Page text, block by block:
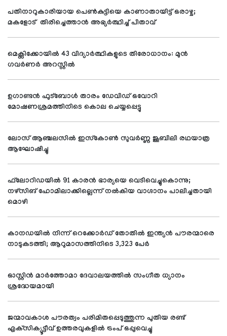
പതിനാറുകാരിയായ പെണ്‍കുട്ടിയെ കാണാതായിട്ട് ഒരാഴ്ച;
മകളോട് തിരിച്ചെത്താന്‍ അഭ്യര്‍ത്ഥിച്ച് പിതാവ്
മെക്സിക്കോയില്‍ 43 വിദ്യാര്‍ത്ഥികളുടെ തിരോധാനം: മുന്‍
ഗവര്‍ണര്‍ അറസ്റ്റില്‍
ഉഗാണ്ടന്‍ ഫുട്‌ബോള്‍ താരം ഡേവിഡ് ഒവോറി
മോഷണശ്രമത്തിനിടെ കൊല ചെയ്യപ്പെട്ടു
ലോസ് ആഞ്ചലസില്‍ ഇസ്‌കോണ്‍ സുവര്‍ണ്ണ ജൂബിലി രഥയാത്ര
ആഘോഷിച്ചു
ഫ്‌ലോറിഡയില്‍ 91 കാരന്‍ ഭാര്യയെ വെടിവെച്ചുകൊന്നു;
നഴ്‌സിങ് ഹോമിലാക്കില്ലെന്ന് നല്‍കിയ വാഗ്ദാനം പാലിച്ചതായി
മൊഴി
കാനഡയില്‍ നിന്ന് റെക്കോര്‍ഡ് തോതില്‍ ഇന്ത്യന്‍ പൗരന്മാരെ
നാടുകടത്തി; ആറുമാസത്തിനിടെ 3,323 പേര്‍
ഓസ്റ്റിന്‍ മാര്‍ത്തോമാ ദേവാലയത്തില്‍ സംഗീത ധ്യാനം
ശ്രദ്ധേയമായി
ജന്മാവകാശ പൗരത്വം പരിമിതപ്പെടുത്തുന്ന പുതിയ രണ്ട്
എക്‌സിക്യൂട്ടീവ് ഉത്തരവുകളില്‍ ട്രംപ് ഒപ്പുവെച്ചു